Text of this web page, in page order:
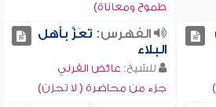
طموح ومعاناة)
الفهرس: تَعَزَّ بأهل
البلاء
للشيخ: عائض القرني
جزء من محاضرة ( لا تحزن)